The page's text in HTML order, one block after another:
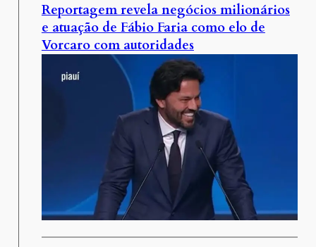
Reportagem revela negócios milionários
e atuação de Fábio Faria como elo de
Vorcaro com autoridades